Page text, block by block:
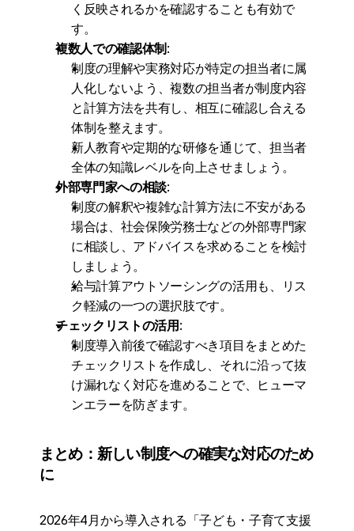
く反映されるかを確認することも有効で
す。
複数人での確認体制 :
制度の理解や実務対応が特定の担当者に属
人化しないよう、複数の担当者が制度内容
と計算方法を共有し、相互に確認し合える
体制を整えます。
新人教育や定期的な研修を通じて、担当者
全体の知識レベルを向上させましょう。
外部専門家への相談:
制度の解釈や複雑な計算方法に不安がある
場合は、社会保険労務士などの外部専門家
に相談し、アドバイスを求めることを検討
しましょう。
給与計算アウトソーシングの活用も、リス
ク軽減の一つの選択肢です。
チェックリストの活用 :
制度導入前後で確認すべき項目をまとめた
チェックリストを作成し、それに沿って抜
け漏れなく対応を進めることで、ヒューマ
ンエラーを防ぎます。
まとめ：新しい制度への確実な対応のため
に
2026年4月から導入される「子ども・子育て支援